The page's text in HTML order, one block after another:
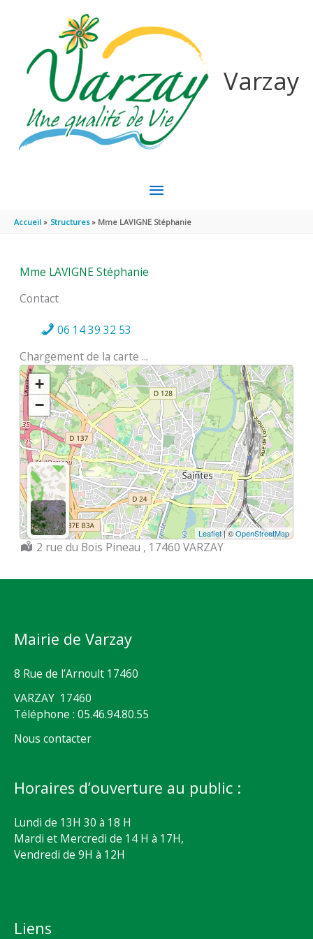
Varzay
MENU
PRINCIPAL
Accueil Structures Mme LAVIGNE Stéphanie
Mme LAVIGNE Stéphanie
Contact
06 14 39 32 53
Chargement de la carte ...
+
−
Leaflet| ©OpenStreetMap
Localisation :
2 rue du Bois Pineau , 17460 VARZAY
Mairie de Varzay
8 Rue de l’Arnoult 17460
VARZAY 17460
Téléphone : 05.46.94.80.55
Nous contacter
Horaires d’ouverture au public :
Lundi de 13H 30 à 18 H
Mardi et Mercredi de 14 H à 17H,
Vendredi de 9H à 12H
Liens